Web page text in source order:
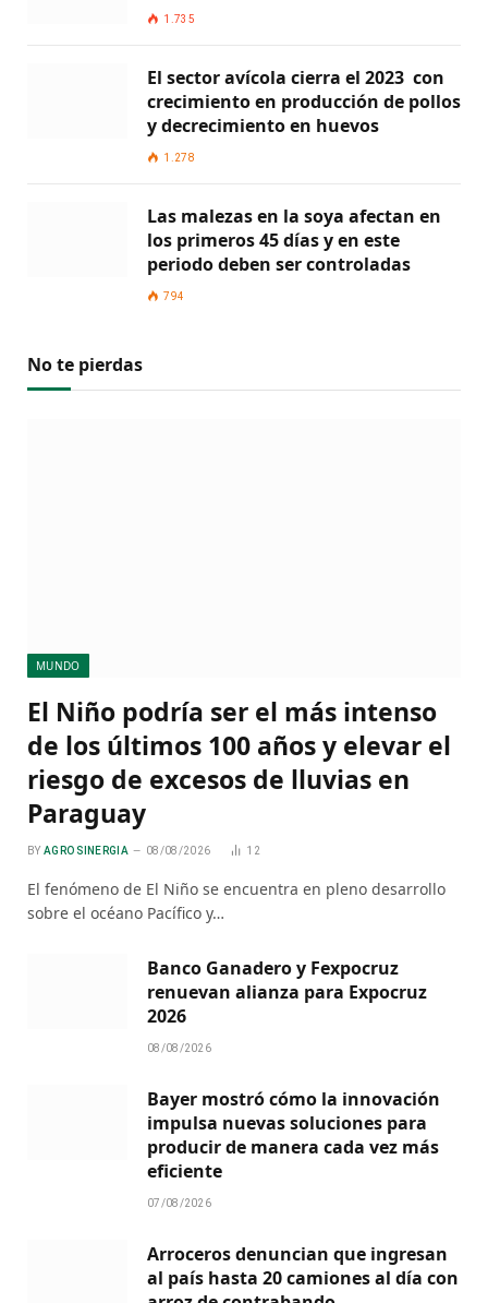
1.735
El sector avícola cierra el 2023 con
crecimiento en producción de pollos
y decrecimiento en huevos
1.278
Las malezas en la soya afectan en
los primeros 45 días y en este
periodo deben ser controladas
794
No te pierdas
MUNDO
El Niño podría ser el más intenso
de los últimos 100 años y elevar el
riesgo de excesos de lluvias en
Paraguay
BY AGRO SINERGIA 08/08/2026 12
El fenómeno de El Niño se encuentra en pleno desarrollo
sobre el océano Pacífico y…
Banco Ganadero y Fexpocruz
renuevan alianza para Expocruz
2026
08/08/2026
Bayer mostró cómo la innovación
impulsa nuevas soluciones para
producir de manera cada vez más
eficiente
07/08/2026
Arroceros denuncian que ingresan
al país hasta 20 camiones al día con